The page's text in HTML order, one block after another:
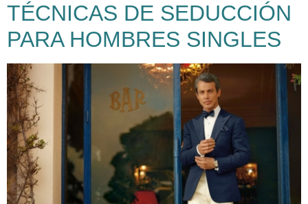
TÉCNICAS DE SEDUCCIÓN
PARA HOMBRES SINGLES